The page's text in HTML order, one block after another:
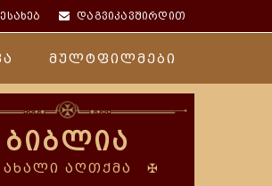
დაგვიკავშირდით
მულტფილმები
ბიბლია
აღთქმა ✠